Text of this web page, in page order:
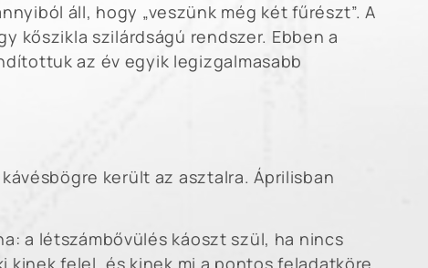
áll, hogy „veszünk még két fűrészt”. A
kőszikla szilárdságú rendszer. Ebben a
az év egyik legizgalmasabb
került az asztalra. Áprilisban
a létszámbővülés káoszt szül, ha nincs
kinek felel, és kinek mi a pontos feladatköre.